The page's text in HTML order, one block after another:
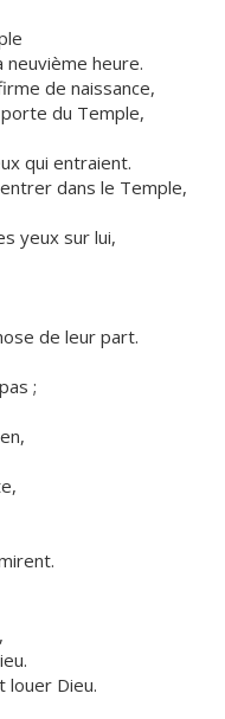
neuvième heure.
de naissance,
porte du Temple,
qui entraient.
dans le Temple,
yeux sur lui,
de leur part.
;
louer Dieu.